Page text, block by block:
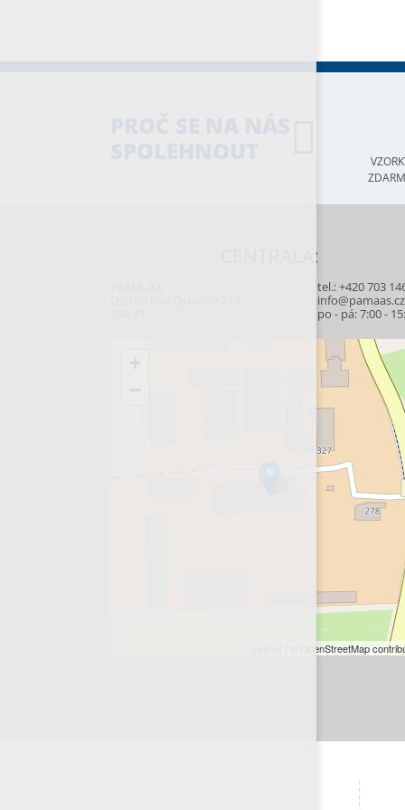
CENTRÁLA:
tel.:+420 703
info@pamaas.cz
po - pá: 7:00 -
| © OpenStreetMap